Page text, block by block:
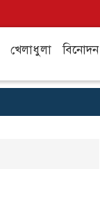
খেলাধুলা বিনোদন